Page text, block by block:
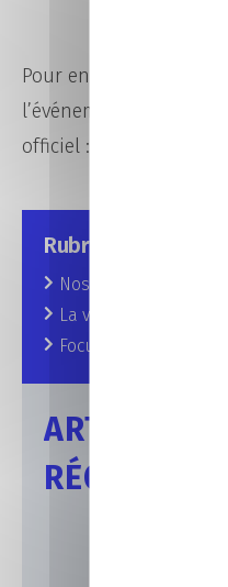
Pour en savoir plus sur
l’événement, rendez-
officiel :
Rubriques
Nos prochains
La vie au CFA
Focus sur nos
ARTICLES
RÉCENTS